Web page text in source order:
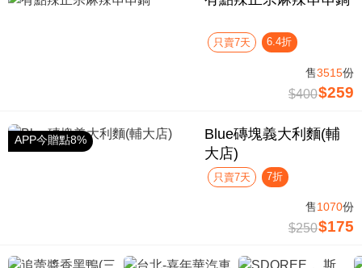
只賣7天 6.4折
售3515份
$400$259
APP今贈點8%
Blue磚塊義大利麵(輔
大店)
只賣7天 7折
售1070份
$250$175